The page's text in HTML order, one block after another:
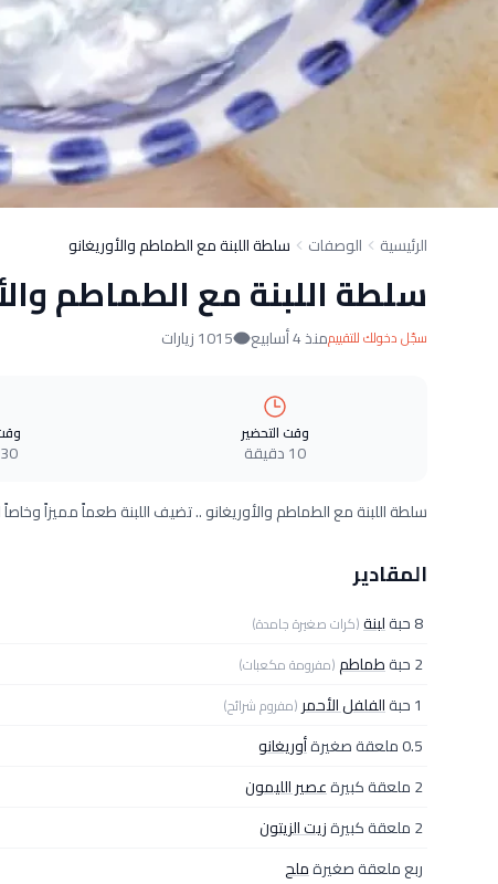
الرئيسية الوصفات سلطة اللبنة مع الطماطم والأوريغانو
سلطة اللبنة مع الطماطم
سجّل دخولك للتقييممنذ 4 أسابيع 1015 زيارات
وقت التحضير
10 دقيقة 30 دقيقة
سلطة اللبنة مع الطماطم والأوريغانو .. تضيف اللبنة طعماً مميزاً وخاصاً
المقادير
8 حبة لبنة(كرات صغيرة جامدة)
2 حبة طماطم(مفرومة مكعبات)
1 حبة الفلفل الأحمر (مفروم شرائح)
0.5 ملعقة صغيرة
أوريغانو
2 ملعقة كبيرة
عصير الليمون
2 ملعقة كبيرة
زيت الزيتون
ربع ملعقة صغيرةملح